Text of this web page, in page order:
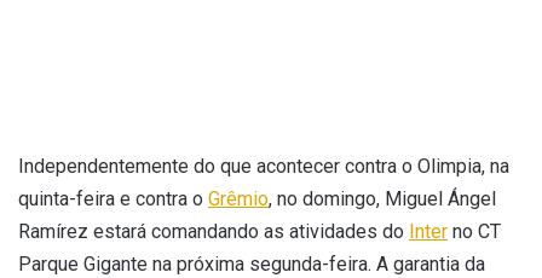
Independentemente do que acontecer contra o Olimpia, na
quinta-feira e contra o Grêmio, no domingo, Miguel Ángel
Ramírez estará comandando as atividades do Inter no CT
Parque Gigante na próxima segunda-feira. A garantia da